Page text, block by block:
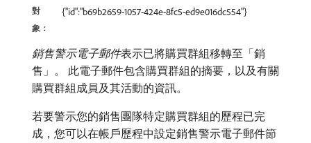
對
象：
{"id":"b69b2659-1057-424e-8fc5-ed9e016dc554"}
銷售警示電子郵件​表示已將購買群組移轉至「銷
售」。 此電子郵件包含購買群組的摘要，以及有關
購買群組成員及其活動的資訊。
若要警示您的銷售團隊特定購買群組的歷程已完
成，您可以在帳戶歷程中設定銷售警示電子郵件節